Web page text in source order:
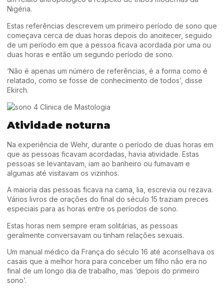
Nigéria.
Estas referências descrevem um primeiro período de sono que
começava cerca de duas horas depois do anoitecer, seguido
de um período em que a pessoa ficava acordada por uma ou
duas horas e então um segundo período de sono.
‘Não é apenas um número de referências, é a forma como é
relatado, como se fosse de conhecimento de todos’, disse
Ekirch.
Atividade noturna
Na experiência de Wehr, durante o período de duas horas em
que as pessoas ficavam acordadas, havia atividade. Estas
pessoas se levantavam, iam ao banheiro ou fumavam e
algumas até visitavam os vizinhos.
A maioria das pessoas ficava na cama, lia, escrevia ou rezava.
Vários livros de orações do final do século 15 traziam preces
especiais para as horas entre os períodos de sono.
Estas horas nem sempre eram solitárias, as pessoas
geralmente conversavam ou tinham relações sexuais.
Um manual médico da França do século 16 até aconselhava os
casais que a melhor hora para conceber um filho não era no
final de um longo dia de trabalho, mas ‘depois do primeiro
sono’.